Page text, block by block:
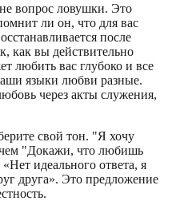
вопрос ловушки. Это
ли он, что для вас
после
как вы действительно
любить вас глубоко и все
языки любви разные.
через акты служения,
свой тон. "Я хочу
чем "Докажи, что любишь
идеального ответа, я
друга». Это предложение